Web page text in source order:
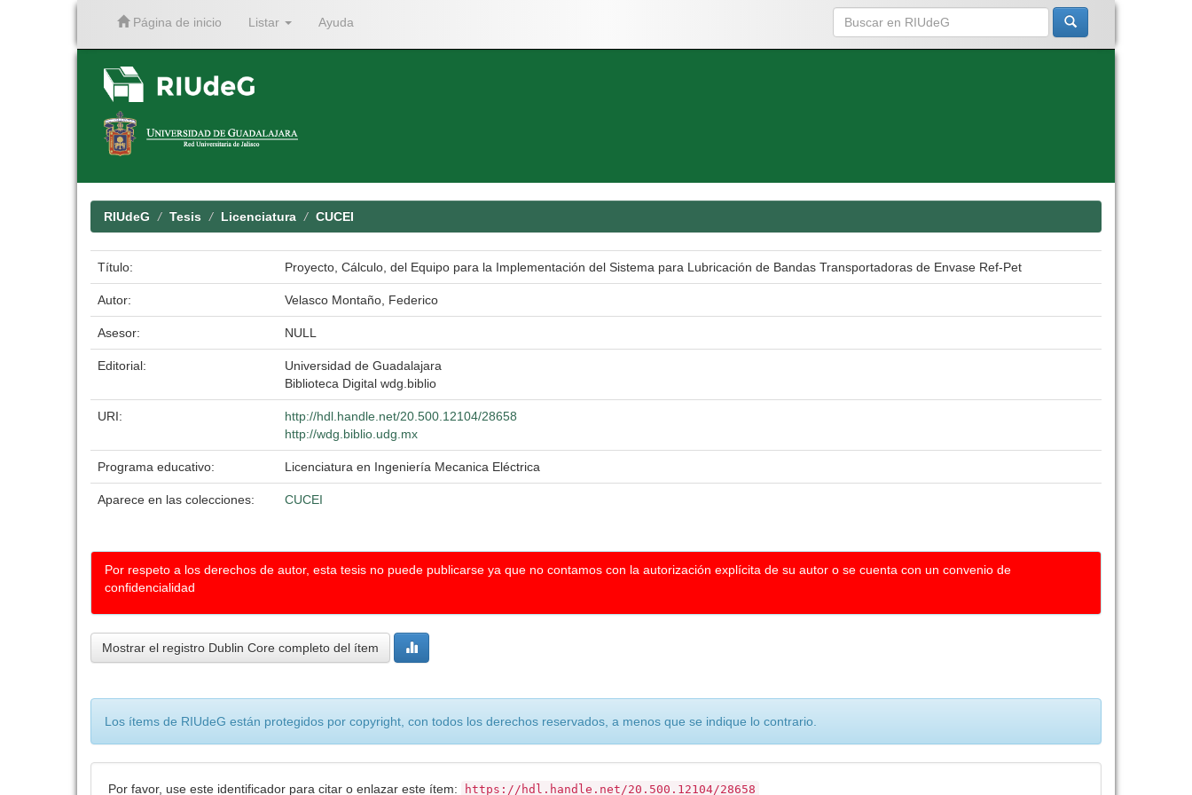
Página de inicio Listar Ayuda
RIUdeG Tesis Licenciatura CUCEI
Título: Proyecto, Cálculo, del Equipo para la Implementación del Sistema para Lubricación de Bandas Transportadoras de Envase Ref-Pet
Autor: Velasco Montaño, Federico
Asesor: NULL
Editorial:
Universidad de Guadalajara
Biblioteca Digital wdg.biblio
URI:
http://hdl.handle.net/20.500.12104/28658
http://wdg.biblio.udg.mx
Programa educativo: Licenciatura en Ingeniería Mecanica Eléctrica
Aparece en las colecciones: CUCEI
Por respeto a los derechos de autor, esta tesis no puede publicarse ya que no contamos con la autorización explícita de su autor o se cuenta con un convenio de
confidencialidad
Mostrar el registro Dublin Core completo del ítem
Los ítems de RIUdeG están protegidos por copyright, con todos los derechos reservados, a menos que se indique lo contrario.
Por favor, use este identificador para citar o enlazar este ítem: https://hdl.handle.net/20.500.12104/28658